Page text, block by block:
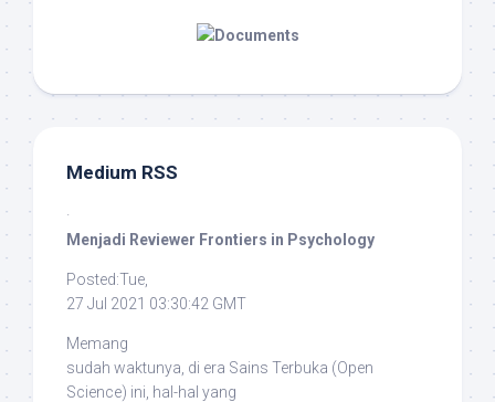
Medium RSS
·
Menjadi Reviewer Frontiers in Psychology
Posted:Tue,
27 Jul 2021 03:30:42 GMT
Memang
sudah waktunya, di era Sains Terbuka (Open
Science) ini, hal-hal yang